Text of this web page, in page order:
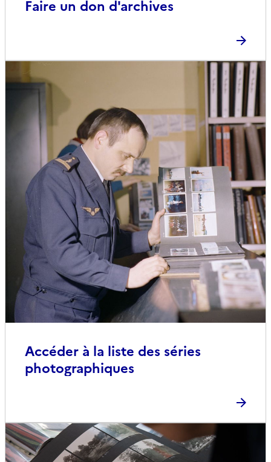
Faire un don d'archives
Accéder à la liste des séries
photographiques